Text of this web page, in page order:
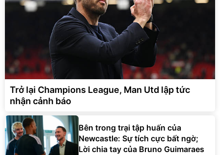
Trở lại Champions League, Man Utd lập tức
nhận cảnh báo
Bên trong trại tập huấn của
Newcastle: Sự tích cực bất ngờ;
Lời chia tay của Bruno Guimaraes